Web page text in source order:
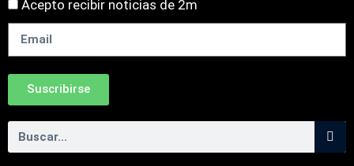
Acepto recibir noticias de 2m
Suscribirse